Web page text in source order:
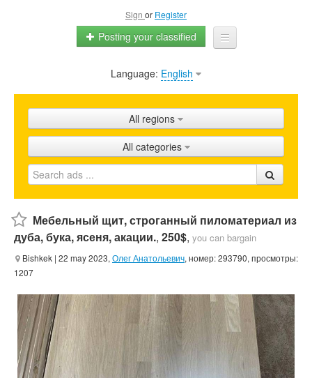
Sign or Register
Posting your classified
Home
Shops
Promotion
FAQ
Blog
Language: English
All regions
All categories
Мебельный щит, строганный пиломатериал из
дуба, бука, ясеня, акации., 250$, you can bargain
Bishkek | 22 may 2023, Олег Анатольевич, номер: 293790, просмотры:
1207